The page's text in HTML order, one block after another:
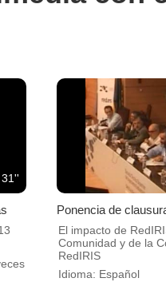
Ponencia de
El impacto de
Comunidad y de la
RedIRIS
Idioma: Español